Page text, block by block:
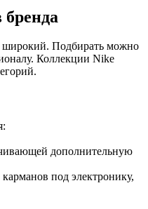
широкий. Подбирать можно
Коллекции Nike
дополнительную
под электронику,